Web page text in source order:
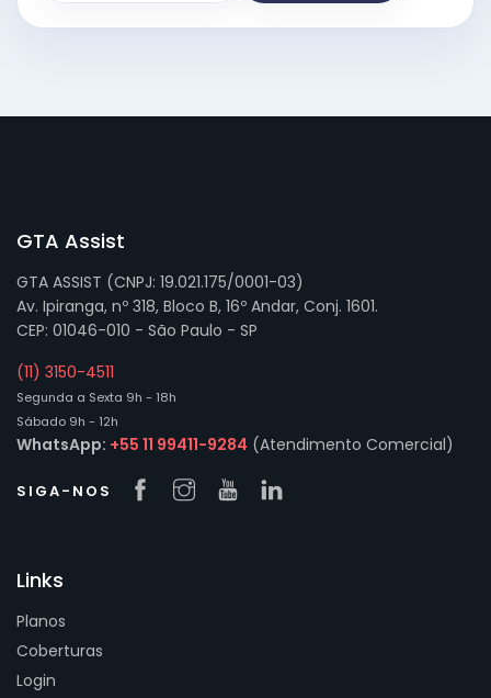
GTA Assist
GTA ASSIST (CNPJ: 19.021.175/0001-03)
Av. Ipiranga, nº 318, Bloco B, 16º Andar, Conj. 1601.
CEP: 01046-010 - São Paulo - SP
(11) 3150-4511
Segunda a Sexta 9h - 18h
Sábado 9h - 12h
WhatsApp: +55 11 99411-9284 (Atendimento Comercial)
SIGA-NOS
Links
Planos
Coberturas
Login